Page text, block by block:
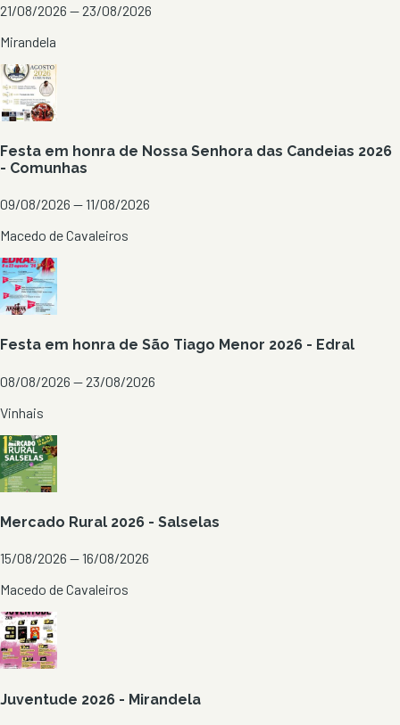
21/08/2026 — 23/08/2026
Mirandela
Festa em honra de Nossa Senhora das Candeias 2026
- Comunhas
09/08/2026 — 11/08/2026
Macedo de Cavaleiros
Festa em honra de São Tiago Menor 2026 - Edral
08/08/2026 — 23/08/2026
Vinhais
Mercado Rural 2026 - Salselas
15/08/2026 — 16/08/2026
Macedo de Cavaleiros
Juventude 2026 - Mirandela